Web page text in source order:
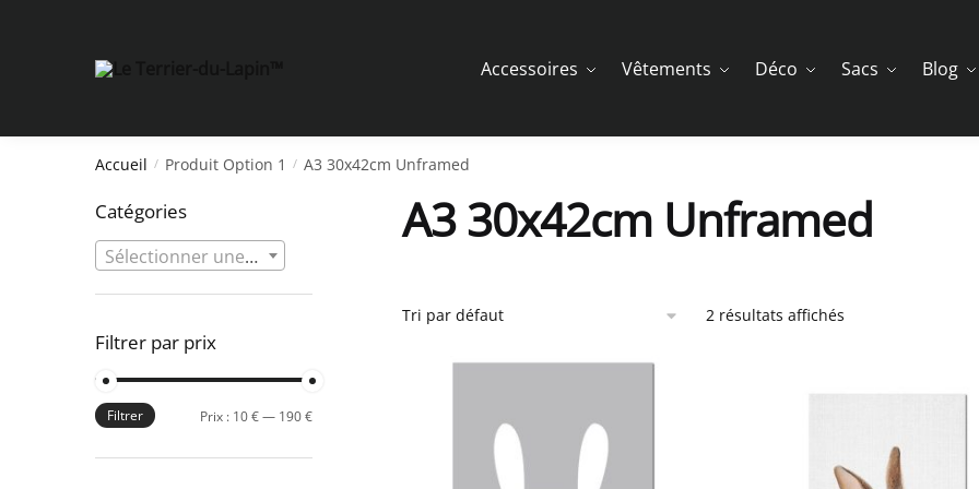
Accessoires Vêtements Déco Sacs Blog
Accueil / Produit Option 1 / A3 30x42cm Unframed
A3 30x42cm Unframed
2 résultats affichés
Catégories
Sélectionner une catégorie
Filtrer par prix
Prix
Prix
Filtrer Prix : 10 €— 190 €